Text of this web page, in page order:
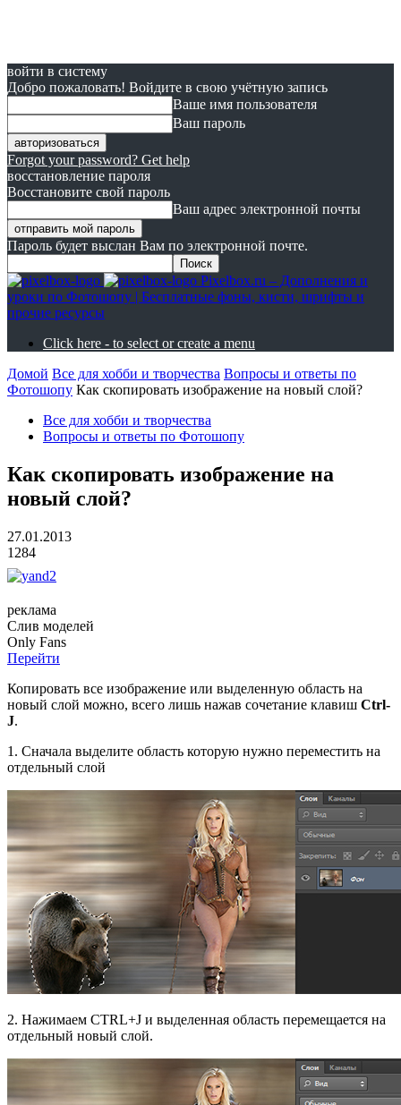
войти в систему
Добро пожаловать! Войдите в свою учётную запись
Ваше имя пользователя
Ваш пароль
Forgot your password? Get help
восстановление пароля
Восстановите свой пароль
Ваш адрес электронной почты
Пароль будет выслан Вам по электронной почте.
Pixelbox.ru – Дополнения и
уроки по Фотошопу | Бесплатные фоны, кисти, шрифты и
прочие ресурсы
Click here - to select or create a menu
Домой Все для хобби и творчества Вопросы и ответы по
Фотошопу Как скопировать изображение на новый слой?
Все для хобби и творчества
Вопросы и ответы по Фотошопу
Как скопировать изображение на
новый слой?
27.01.2013
1284
реклама
Слив моделей
Only Fans
Перейти
Копировать все изображение или выделенную область на
новый слой можно, всего лишь нажав сочетание клавиш Ctrl-
J.
1. Сначала выделите область которую нужно переместить на
отдельный слой
2. Нажимаем CTRL+J и выделенная область перемещается на
отдельный новый слой.